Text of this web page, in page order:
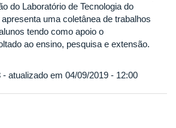
do Laboratório de Tecnologia do
uma coletânea de trabalhos
tendo como apoio o
ao ensino, pesquisa e extensão.
atualizado em 04/09/2019 - 12:00